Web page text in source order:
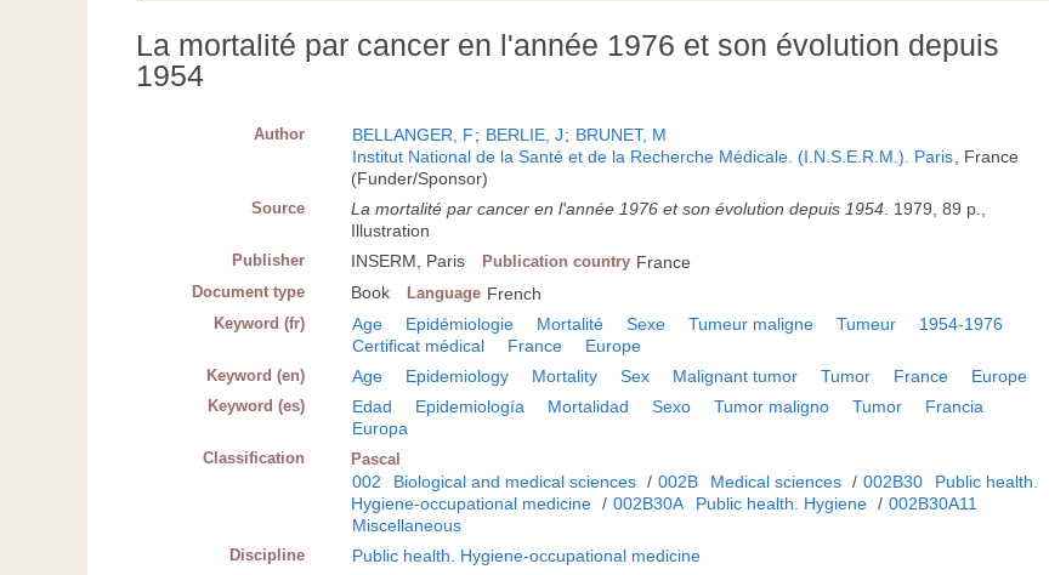
La mortalité par cancer en l'année 1976 et son évolution depuis
1954
Author BELLANGER, F; BERLIE, J; BRUNET, M
Institut National de la Santé et de la Recherche Médicale. (I.N.S.E.R.M.). Paris, France
(Funder/Sponsor)
Source La mortalité par cancer en l'année 1976 et son évolution depuis 1954. 1979, 89 p.,
Illustration
Publisher INSERM, Paris Publication country France
Document type Book Language French
Keyword (fr) Age Epidémiologie Mortalité Sexe Tumeur maligne Tumeur
1954-1976
Certificat médical
France Europe
Keyword (en) Age Epidemiology Mortality Sex Malignant tumor Tumor France Europe
Keyword (es) Edad Epidemiología Mortalidad Sexo Tumor maligno Tumor
Francia
Europa
Classification Pascal
002 Biological and medical sciences / 002B Medical sciences / 002B30
Public health.
Hygiene-occupational medicine / 002B30A Public health. Hygiene / 002B30A11
Miscellaneous
Discipline Public health. Hygiene-occupational medicine